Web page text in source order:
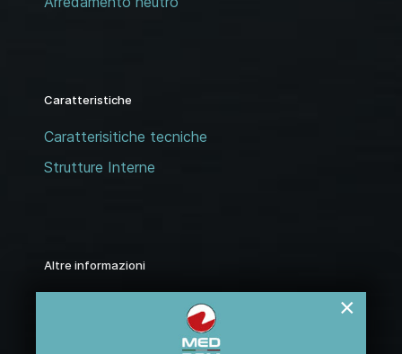
Caratteristiche
Caratterisitiche tecniche
Strutture Interne
Altre informazioni
×